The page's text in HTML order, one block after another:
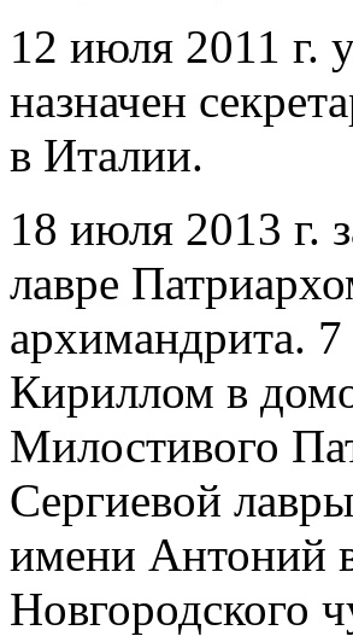
12 июля 2011 г.
назначен
в Италии.
18 июля 2013 г.
лавре
архимандрита.
Кириллом в
Милостивого
Сергиевой
имени Антоний
Новгородского